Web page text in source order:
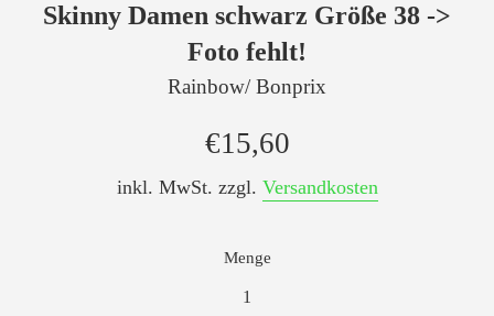
Skinny Damen schwarz Größe 38 ->
Foto fehlt!
Rainbow/ Bonprix
Normaler
€15,60
inkl. MwSt. zzgl. Versandkosten
Menge